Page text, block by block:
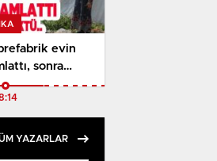
prefabrik evin
sonra
YAZARLAR